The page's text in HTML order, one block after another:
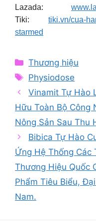
Lazada:
Tiki: tiki.vn/cua-
starmed
Categories
Thương hiệu
Tags
Physiodose
Vinamit Tự Hào
Hữu Toàn Bộ Công
Nông Sản Sau Thu
Bibica Tự Hào
Ứng Hệ Thống Các
Thương Hiệu Quốc
Phẩm Tiêu Biểu,
Nam.